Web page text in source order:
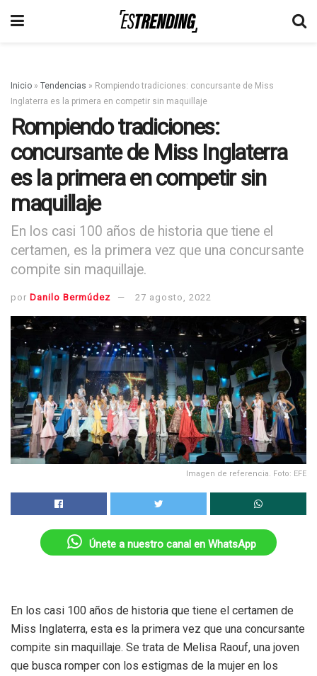
Inicio » Tendencias » Rompiendo tradiciones: concursante de Miss
Inglaterra es la primera en competir sin maquillaje
Rompiendo tradiciones:
concursante de Miss Inglaterra
es la primera en competir sin
maquillaje
En los casi 100 años de historia que tiene el
certamen, es la primera vez que una concursante
compite sin maquillaje.
por Danilo Bermúdez 27 agosto, 2022
Imagen de referencia. Foto: EFE
Únete a nuestro canal en WhatsApp
En los casi 100 años de historia que tiene el certamen de
Miss Inglaterra, esta es la primera vez que una concursante
compite sin maquillaje. Se trata de Melisa Raouf, una joven
que busca romper con los estigmas de la mujer en los